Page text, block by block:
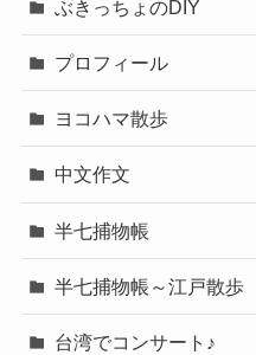
ぶきっちょのDIY
プロフィール
ヨコハマ散歩
中文作文
半七捕物帳
半七捕物帳～江戸散歩
台湾でコンサート♪